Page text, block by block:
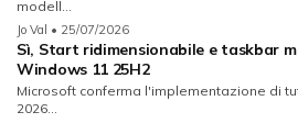
modell...
Jo Val • 25/07/2026
Sì, Start ridimensionabile e taskbar
Windows 11 25H2
Microsoft conferma l'implementazione di
2026...